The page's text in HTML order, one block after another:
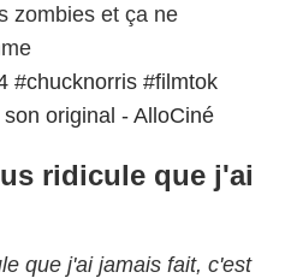
zombies et ça ne
#chucknorris #filmtok
original - AlloCiné
ridicule que j'ai
que j'ai jamais fait, c'est